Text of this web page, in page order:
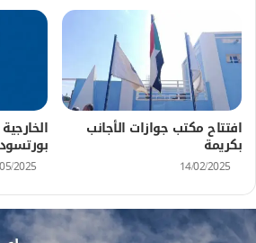
افتتاح مكتب جوازات الأجانب
بكريمة
14/02/2025
2025